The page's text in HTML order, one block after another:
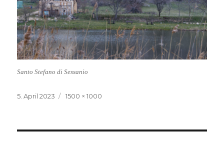
Santo Stefano di Sessanio
Veröffentlicht
5. April 2023
Volle
1500 × 1000